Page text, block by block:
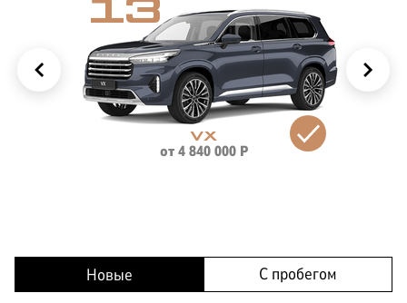
КОРПОРАТИВНЫМ
КЛИЕНТАМ
13
VX
от4 840 000Р
Новые С пробегом